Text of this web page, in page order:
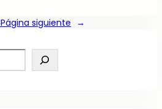
Página siguiente →